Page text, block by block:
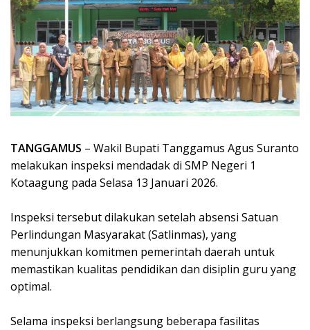
TANGGAMUS – Wakil Bupati Tanggamus Agus Suranto
melakukan inspeksi mendadak di SMP Negeri 1
Kotaagung pada Selasa 13 Januari 2026.
Inspeksi tersebut dilakukan setelah absensi Satuan
Perlindungan Masyarakat (Satlinmas), yang
menunjukkan komitmen pemerintah daerah untuk
memastikan kualitas pendidikan dan disiplin guru yang
optimal.
Selama inspeksi berlangsung beberapa fasilitas